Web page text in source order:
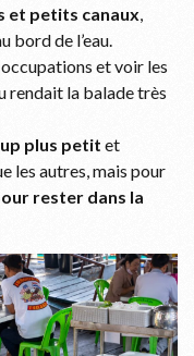
et petits canaux,
bord de l’eau.
et voir les
rendait la balade très
plus petit et
les autres, mais pour
rester dans la